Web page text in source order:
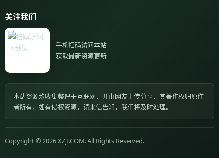
关注我们
手机扫码访问本站
获取最新资源更新
本站资源均收集整理于互联网，并由网友上传分享，其著作权归原作
者所有，如有侵权资源，请来信告知，我们将及时处理。
Copyright © 2026 XZJI.COM. All Rights Reserved.